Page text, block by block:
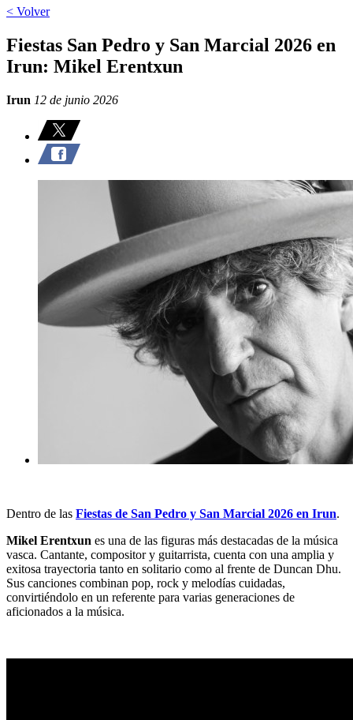
< Volver
Fiestas San Pedro y San Marcial 2026 en
Irun: Mikel Erentxun
Irun 12 de junio 2026
Dentro de las Fiestas de San Pedro y San Marcial 2026 en Irun.
Mikel Erentxun es una de las figuras más destacadas de la música
vasca. Cantante, compositor y guitarrista, cuenta con una amplia y
exitosa trayectoria tanto en solitario como al frente de Duncan Dhu.
Sus canciones combinan pop, rock y melodías cuidadas,
convirtiéndolo en un referente para varias generaciones de
aficionados a la música.